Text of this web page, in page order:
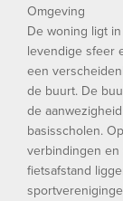
Omgeving
De woning ligt
levendige sfeer
een
de buurt. De
de
basisscholen.
verbindingen
fietsafstand